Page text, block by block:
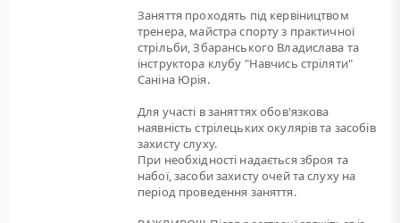
Заняття проходять під кервіництвом
тренера, майстра спорту з практичної
стрільби, Збаранського Владислава та
інструктора клубу "Навчись стріляти"
Саніна Юрія.
Для участі в заняттях обов'язкова
наявність стрілецьких окулярів та засобів
захисту слуху.
При необхідності надається зброя та
набої, засоби захисту очей та слуху на
період проведення заняття.